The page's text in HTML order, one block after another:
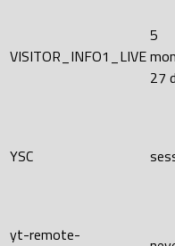
VISITOR_INFO1_LIVE
5
27
YSC
yt-remote-